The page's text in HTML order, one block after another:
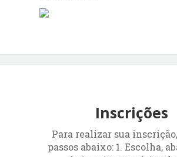
Inscrições
Para realizar sua
passos abaixo: 1. Escolha,